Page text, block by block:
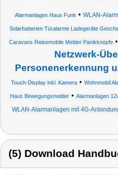
Alarmanlagen Haus Funk • WLAN-
Solarbatterien Türalarme Ladegeräte
Caravans Reisemobile Melder Panikknöpfe•
Netzwerk-
Personenerkennung
Touch-Display inkl. Kamera• Wohnmobil
Haus Bewegungsmelder• Alarmanlagen
WLAN-Alarmanlagen mit 4G-
(5) Download